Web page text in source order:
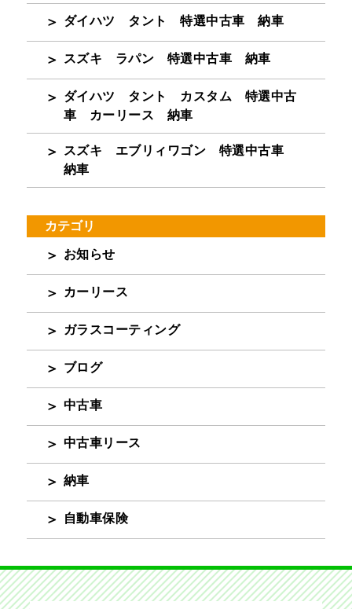
ダイハツ タント 特選中古車 納車
スズキ ラパン 特選中古車 納車
ダイハツ タント カスタム 特選中古
車 カーリース 納車
スズキ エブリィワゴン 特選中古車
納車
カテゴリ
お知らせ
カーリース
ガラスコーティング
ブログ
中古車
中古車リース
納車
自動車保険